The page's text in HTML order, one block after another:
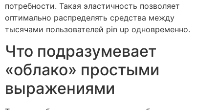
потребности. Такая эластичность позволяет
оптимально распределять средства между
тысячами пользователей pin up одновременно.
Что подразумевает
«облако» простыми
выражениями